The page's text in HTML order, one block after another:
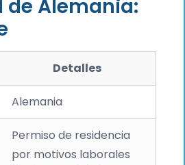
de Alemania:
Detalles
Alemania
Permiso de residencia
por motivos laborales